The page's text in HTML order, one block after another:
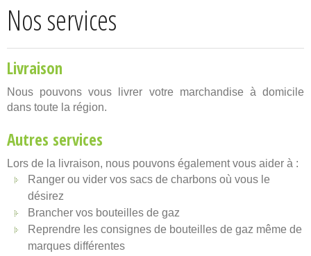
Nos services
Livraison
Nous pouvons vous livrer votre marchandise à domicile
dans toute la région.
Autres services
Lors de la livraison, nous pouvons également vous aider à :
Ranger ou vider vos sacs de charbons où vous le
désirez
Brancher vos bouteilles de gaz
Reprendre les consignes de bouteilles de gaz même de
marques différentes